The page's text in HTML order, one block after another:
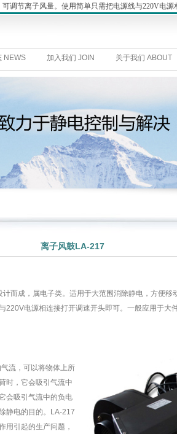
调节离子风量。使用简单只需把电源线与220V电
NEWS 加入我们 JOIN 关于我们 ABOUT
离子风鼓LA-217
计而成，属电子类。适用于大范围消除静电，方便移
220V电源相连接打开调速开头即可。一般应用于大
流，可以将物体上所
时，它会吸引气流中
会吸引气流中的负电
静电的目的。LA-217
用引起的生产问题，